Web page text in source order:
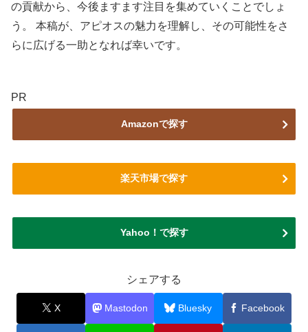
の貢献から、今後ますます注目を集めていくことでしょ
う。 本稿が、アピオスの魅力を理解し、その可能性をさ
らに広げる一助となれば幸いです。
PR
Amazonで探す
楽天市場で探す
Yahoo！で探す
シェアする
X Mastodon Bluesky Facebook